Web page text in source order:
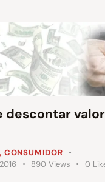
descontar
, CONSUMIDOR
890 Views 0